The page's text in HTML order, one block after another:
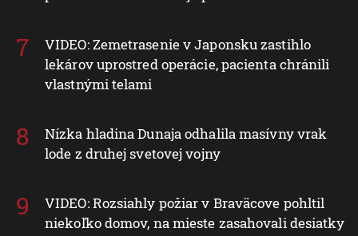
VIDEO: Zemetrasenie v Japonsku zastihlo
lekárov uprostred operácie, pacienta chránili
vlastnými telami
Nízka hladina Dunaja odhalila masívny vrak
lode z druhej svetovej vojny
VIDEO: Rozsiahly požiar v Braväcove pohltil
niekoľko domov, na mieste zasahovali desiatky